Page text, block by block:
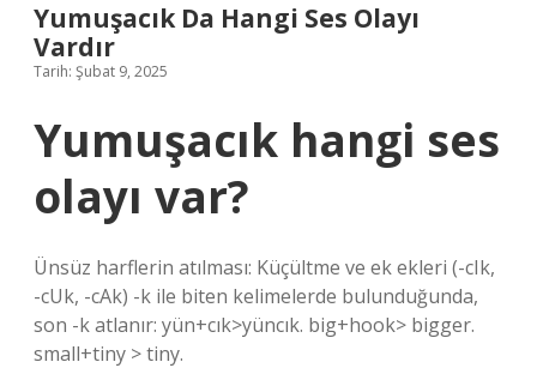
Yumuşacık Da Hangi Ses Olayı
Vardır
Tarih: Şubat 9, 2025
Yumuşacık hangi ses
olayı var?
Ünsüz harflerin atılması: Küçültme ve ek ekleri (-cIk,
-cUk, -cAk) -k ile biten kelimelerde bulunduğunda,
son -k atlanır: yün+cık>yüncık. big+hook> bigger.
small+tiny > tiny.